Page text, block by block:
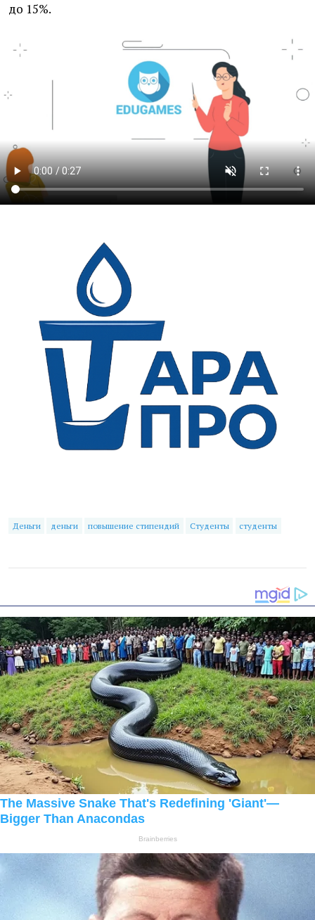
до 15%.
Деньги деньги повышение стипендий Студенты студенты